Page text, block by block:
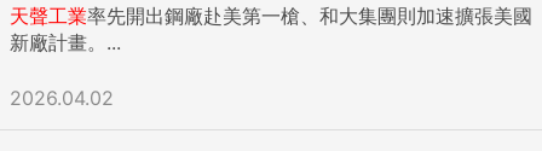
天聲工業率先開出鋼廠赴美第一槍、和大集團則加速擴張美國
新廠計畫。...
2026.04.02